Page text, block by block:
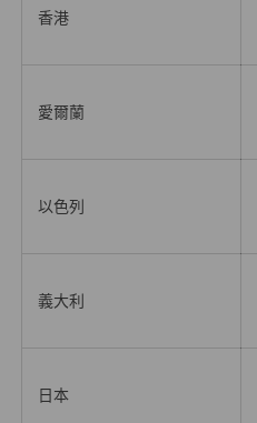
香港
愛爾蘭
以色列
義大利
日本